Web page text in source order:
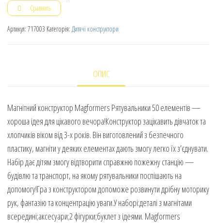
Сравнить
Артикул: 717003 Категорія: Дитячі конструктори
ОПИС
Магнітний конструктор Magformers Рятувальники 50 елементів —
хороша ідея для цікавого вечора!Конструктор зацікавить дівчаток та
хлопчиків віком від 3-х років. Він виготовлений з безпечного
пластику, магніти у деяких елементах дають змогу легко їх з’єднувати.
Набір дає дітям змогу відтворити справжню пожежну станцію —
будівлю та транспорт, на якому рятувальники поспішають на
допомогу!Гра з конструктором допоможе розвинути дрібну моторику
рук, фантазію та концентрацію уваги.У наборі:деталі з магнітами
всередині;аксесуари;2 фігурки;буклет з ідеями. Magformers